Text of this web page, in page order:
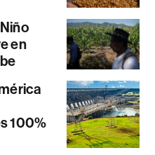
en
100%